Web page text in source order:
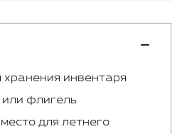
хранения инвентаря
или флигель
для летнего